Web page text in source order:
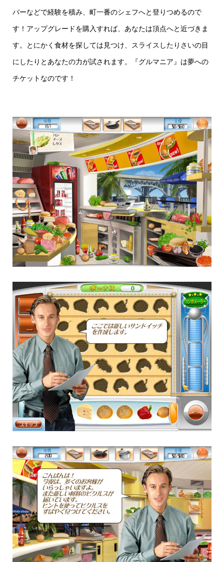
バーなどで経験を積み、町一番のシェフへと登りつめるので
す！アップグレードを購入すれば、あなたは頂点へと近づきま
す。とにかく食材を探しては見つけ、スライスしたりさいの目
にしたりとあなたの力が試されます。『グルマニア』は夢への
チケットなのです！